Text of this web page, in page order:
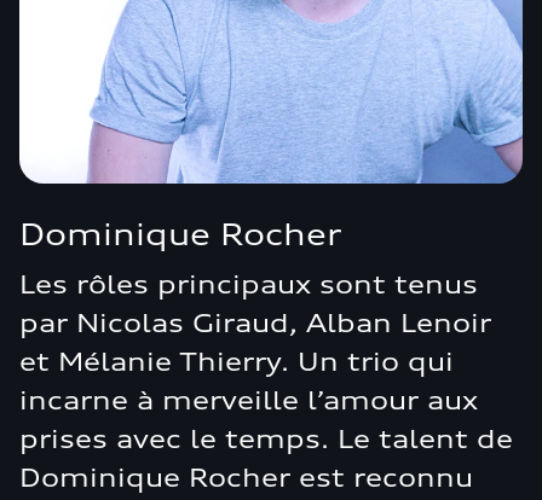
Dominique Rocher
Les rôles principaux sont tenus
par Nicolas Giraud, Alban Lenoir
et Mélanie Thierry. Un trio qui
incarne à merveille l’amour aux
prises avec le temps. Le talent de
Dominique Rocher est reconnu